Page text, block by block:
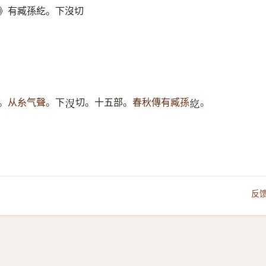
有臧孫紇。下沒切
从糸气聲。 下𣳚 切。十五部。 春秋傳有臧孫𥾨 。
反